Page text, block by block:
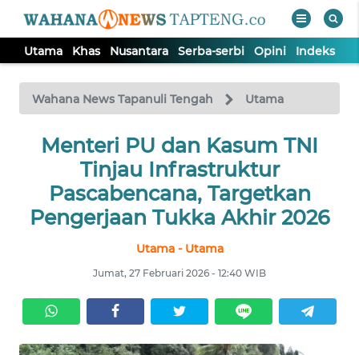
Utama Khas Nusantara Serba-serbi Opini Indeks
Wahana News Tapanuli Tengah Utama
Menteri PU dan Kasum TNI
Tinjau Infrastruktur
Pascabencana, Targetkan
Pengerjaan Tukka Akhir 2026
Utama - Utama
Jumat, 27 Februari 2026 - 12:40 WIB
TV
Tutup
UTAMA
KHAS
NUSANTARA
SERBI
OPINI